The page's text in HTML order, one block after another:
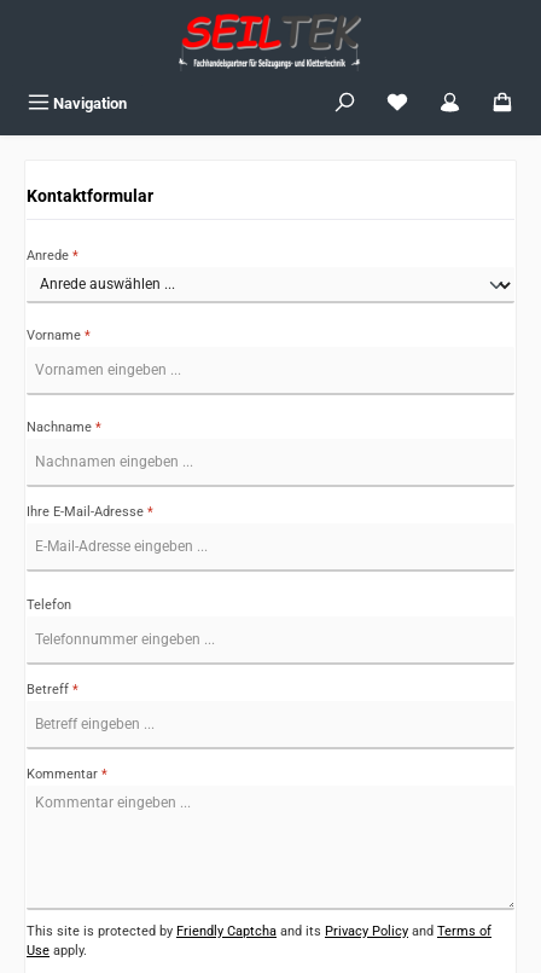
Navigation Du hast 0
Kontaktformular
Anrede *
Vorname *
Nachname *
Ihre E-Mail-Adresse *
Telefon
Betreff *
Kommentar *
This site is protected by Friendly Captcha and its Privacy Policy and Terms of
Use apply.